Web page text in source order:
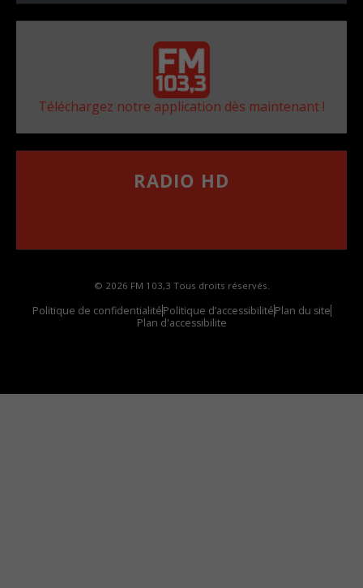
Téléchargez notre application dès maintenant !
RADIO HD
© 2026 FM 103,3 Tous droits réservés.
Politique de confidentialitéPolitique d’accessibilitéPlan du site
Plan d'accessibilite